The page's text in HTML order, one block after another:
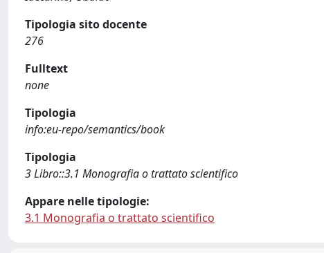
Tipologia sito docente
276
Fulltext
none
Tipologia
info:eu-repo/semantics/book
Tipologia
3 Libro::3.1 Monografia o trattato scientifico
Appare nelle tipologie:
3.1 Monografia o trattato scientifico